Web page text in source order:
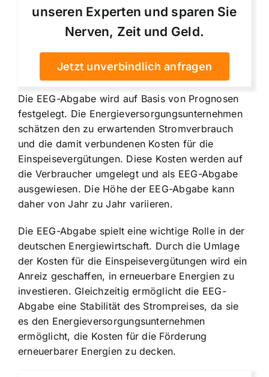
unseren Experten und sparen Sie
Nerven, Zeit und Geld.
Jetzt unverbindlich anfragen
Die EEG-Abgabe wird auf Basis von Prognosen
festgelegt. Die Energieversorgungsunternehmen
schätzen den zu erwartenden Stromverbrauch
und die damit verbundenen Kosten für die
Einspeisevergütungen. Diese Kosten werden auf
die Verbraucher umgelegt und als EEG-Abgabe
ausgewiesen. Die Höhe der EEG-Abgabe kann
daher von Jahr zu Jahr variieren.
Die EEG-Abgabe spielt eine wichtige Rolle in der
deutschen Energiewirtschaft. Durch die Umlage
der Kosten für die Einspeisevergütungen wird ein
Anreiz geschaffen, in erneuerbare Energien zu
investieren. Gleichzeitig ermöglicht die EEG-
Abgabe eine Stabilität des Strompreises, da sie
es den Energieversorgungsunternehmen
ermöglicht, die Kosten für die Förderung
erneuerbarer Energien zu decken.